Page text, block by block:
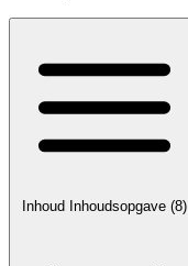
Inhoud Inhoudsopgave (8)